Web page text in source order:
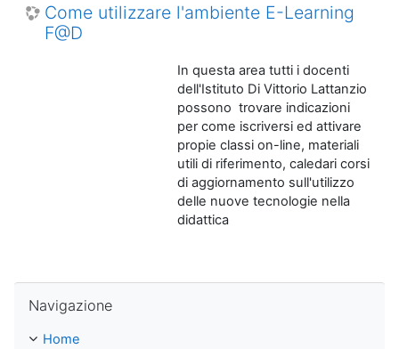
Come utilizzare l'ambiente E-Learning
F@D
In questa area tutti i docenti
dell'Istituto Di Vittorio Lattanzio
possono trovare indicazioni
per come iscriversi ed attivare
propie classi on-line, materiali
utili di riferimento, caledari corsi
di aggiornamento sull'utilizzo
delle nuove tecnologie nella
didattica
Navigazione
Home